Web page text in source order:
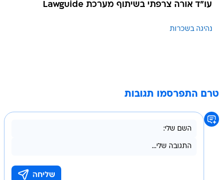
עו"ד אורה צרפתי בשיתוף מערכת Lawguide
נהיגה בשכרות
טרם התפרסמו תגובות